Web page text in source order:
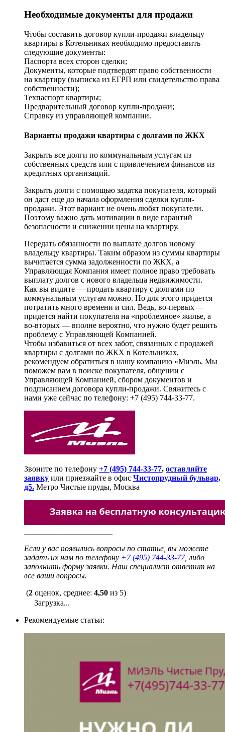
Необходимые документы для продажи
Чтобы составить договор купли-продажи владельцу
квартиры в Котельниках необходимо предоставить
следующие документы:
Паспорта всех сторон сделки;
Документы, которые подтвердят право собственности
на квартиру (выписка из ЕГРП или свидетельство права
собственности);
Техпаспорт квартиры;
Предварительный договор купли-продажи;
Справку из управляющей компании.
Варианты продажи квартиры с долгами по ЖКХ
Закрыть все долги по коммунальным услугам из
собственных средств или с привлечением финансов из
кредитных организаций.
Закрыть долги с помощью задатка покупателя, который
он даст еще до начала оформления сделки купли-
продажи. Этот вариант не очень любят покупатели.
Поэтому важно дать мотивации в виде гарантий
безопасности и снижении цены на квартиру.
Передать обязанности по выплате долгов новому
владельцу квартиры. Таким образом из суммы квартиры
вычитается сумма задолженности по ЖКХ, а
Управляющая Компания имеет полное право требовать
выплату долгов с нового владельца недвижимости.
Как вы видите — продать квартиру с долгами по
коммунальным услугам можно. Но для этого придется
потратить много времени и сил. Ведь, во-первых —
придется найти покупателя на «проблемное» жилье, а
во-вторых — вполне вероятно, что нужно будет решить
проблему с Управляющей Компанией.
Чтобы избавиться от всех забот, связанных с продажей
квартиры с долгами по ЖКХ в Котельниках,
рекомендуем обратиться в нашу компанию «Миэль. Мы
поможем вам в поиске покупателя, общении с
Управляющей Компанией, сбором документов и
подписанием договора купли-продажи. Свяжитесь с
нами уже сейчас по телефону: +7 (495) 744-33-77.
Звоните по телефону +7 (495) 744-33-77, оставляйте
заявку или приезжайте в офис Чистопрудный бульвар,
д5. Метро Чистые пруды, Москва
Если у вас появились вопросы по статье, вы можете
задать их нам по телефону +7 (495) 744-33-77, либо
заполнить форму заявки. Наш специалист ответит на
все ваши вопросы.
(2 оценок, среднее: 4,50 из 5)
Загрузка...
Рекомендуемые статьи: